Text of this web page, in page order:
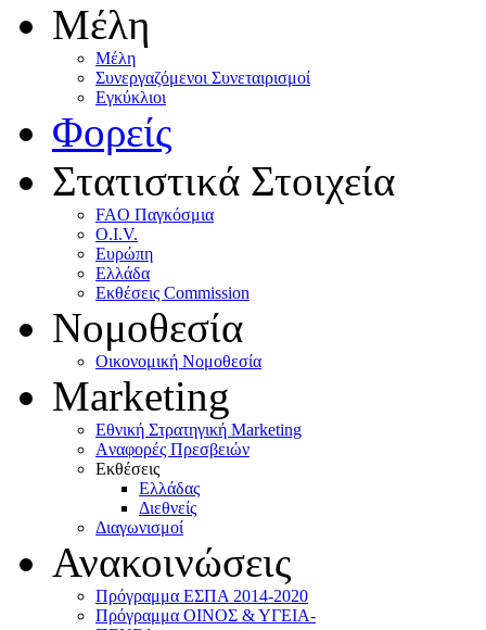
Μέλη
Mέλη
Συνεργαζόμενοι Συνεταιρισμοί
Εγκύκλιοι
Φορείς
Στατιστικά Στοιχεία
FAO Παγκόσμια
O.I.V.
Ευρώπη
Ελλάδα
Eκθέσεις Commission
Νομοθεσία
Οικονομική Νομοθεσία
Marketing
Eθνική Στρατηγική Marketing
Aναφορές Πρεσβειών
Eκθέσεις
Eλλάδας
Διεθνείς
Διαγωνισμοί
Ανακοινώσεις
Πρόγραμμα ΕΣΠΑ 2014-2020
Πρόγραμμα ΟΙΝΟΣ & ΥΓΕΙΑ-